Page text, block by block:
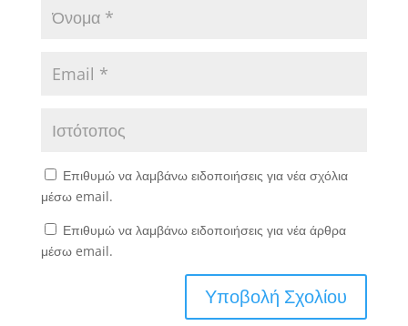
Επιθυμώ να λαμβάνω ειδοποιήσεις για νέα σχόλια
μέσω email.
Επιθυμώ να λαμβάνω ειδοποιήσεις για νέα άρθρα
μέσω email.